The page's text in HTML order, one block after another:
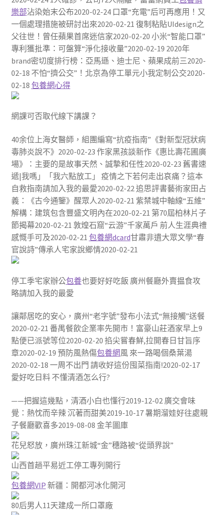
樂部沾染始末公布2020-02-24 口罩“充電”后可再應用！又
一個處理措施被研討出來2020-02-21 復制粘貼UIdesign之
父往世！曾任蘋果首席迷信家2020-02-20 小米“智能口罩”
專利獲批準：可盤算“淨化接收量”2020-02-19 2020年
brand密切度排行榜：亞馬遜、迪士尼、蘋果成前三2020-
02-18 不怕“擠公交”！北京為停工單元小我定制公交2020-
02-18 包養網心得
網課可否取代線下講課？
40余位上海女醫師，組團編寫“抗疫指南”《對新型冠狀病
毒肺炎說不》2020-02-23 作家黑孩談新作《惠比壽花圃廣
場》：主要的是故事天然、誠摯和任性2020-02-23 舊書速
遞|我嗎」「我六點放工」 疫情之下若何走出哀痛？這本
自救指南請加入我的最愛2020-02-22 追思評書藝術家田占
義：《古今通鑒》醒眾人2020-02-21 紫禁城中軸線“五維”
解構：建筑包含豐盛文明內在2020-02-21 第70屆柏林片子
節揭幕2020-02-21 敦煌石窟“云游”千家萬戶 前人生涯典禮
感慨手可及2020-02-21 包養網dcard甘肅非遺大眾文學“春
官說詩”傳承人宅家說鄉情2020-02-21
停工季宅家辦公包養也要好好吃飯 廣州餐廳外賣揾食攻
略請加入我的最愛
讓鄰居吃的安心，廣州“老字號”發布小法式“無接觸”送餐
2020-02-21 番禺餐飲企業率先開市！富豪山莊酒家早上9
點便已派號等位2020-02-20 掐尖嘗春鮮,拉開春日甘旨序
章2020-02-19 預防風熱傷包養網風 來一路喝個桑葉湯
2020-02-18 一周不出門 請收好這份囤菜指南!2020-02-17
愛好吃日料 不懂清酒怎么行?
——把握這幾點，清酒小白也懂行2019-12-02 廣交會味
覺：熱忱而辛辣 沉著而甜美2019-10-17 暑期溜娃好往處親
子餐廳歡喜多2019-08-08 金羊圖庫
花兒怒放，廣州珠江新城“金”穗路被“從頭界說”
山西首趟平易近工停工專列開行
包養網VIP 新疆：開都河冰化開河
80后男人11天建成一所口罩廠